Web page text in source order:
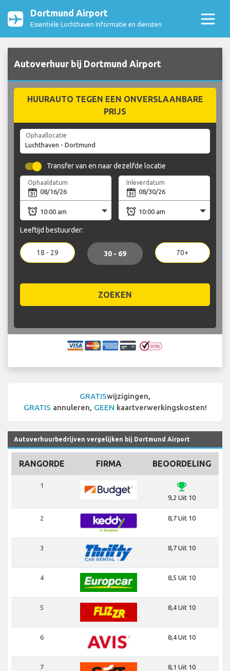
Dortmund Airport
Essentiële Luchthaven Informatie en diensten
Autoverhuur bij Dortmund Airport
HUURAUTO TEGEN EEN ONVERSLAANBARE
PRIJS
Ophaallocatie
Transfer van en naar dezelfde locatie
Ophaaldatum Inleverdatum
Leeftijd bestuurder:
18 - 29 30 - 69 70+
ZOEKEN
GRATISwijzigingen,
GRATIS annuleren, GEEN kaartverwerkingskosten!
Autoverhuurbedrijven vergelijken bij Dortmund Airport
RANGORDE FIRMA BEOORDELING
1 emoji_events
9,2 Uit 10
2 8,7 Uit 10
3 8,7 Uit 10
4 8,5 Uit 10
5 8,4 Uit 10
6 8,4 Uit 10
7 8,1 Uit 10